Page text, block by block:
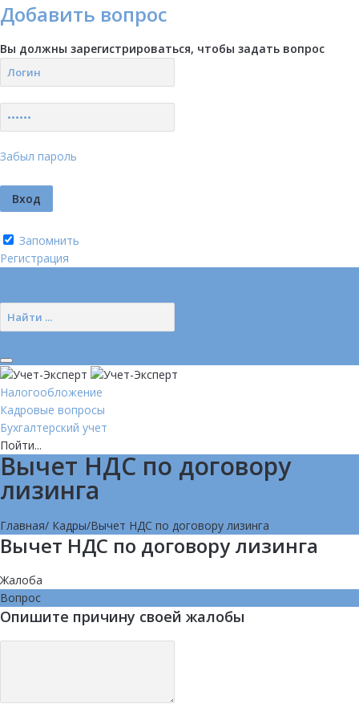
Добавить вопрос
Вы должны зарегистрироваться, чтобы задать вопрос
Забыл пароль
Запомнить
Регистрация
Налогообложение
Кадровые вопросы
Бухгалтерский учет
Пойти...
Вычет НДС по договору
лизинга
Главная/ Кадры/Вычет НДС по договору лизинга
Вычет НДС по договору лизинга
Жалоба
Вопрос
Опишите причину своей жалобы